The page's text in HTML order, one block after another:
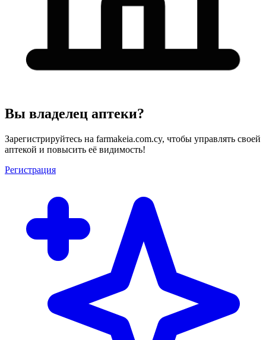
Вы владелец аптеки?
Зарегистрируйтесь на farmakeia.com.cy, чтобы управлять своей
аптекой и повысить её видимость!
Регистрация